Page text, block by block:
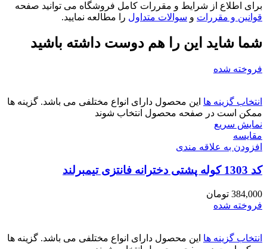
برای اطلاع از شرایط و مقررات کامل فروشگاه می توانید صفحه
قوانین و مقررات و سوالات متداول را مطالعه نمایید.
شما شاید این را هم دوست داشته باشید
فروخته شده
انتخاب گزینه ها این محصول دارای انواع مختلفی می باشد. گزینه ها
ممکن است در صفحه محصول انتخاب شوند
نمایش سریع
مقايسه
افزودن به علاقه مندی
کد 1303 کوله پشتی دخترانه فانتزی تیمبرلند
384,000 تومان
فروخته شده
انتخاب گزینه ها این محصول دارای انواع مختلفی می باشد. گزینه ها